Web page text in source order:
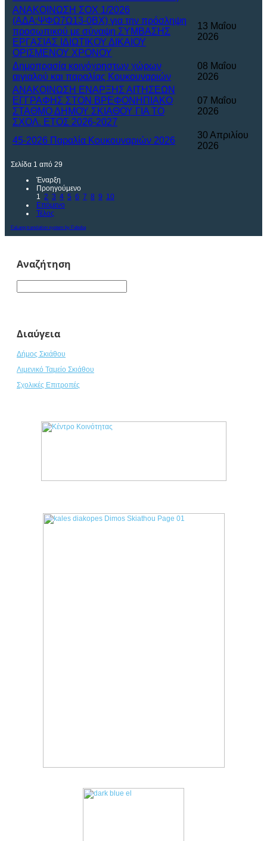
ΑΝΑΚΟΙΝΩΣΗ ΣΟΧ 1/2026
(ΑΔΑ:ΨΦΩ7Ω13-0ΒΧ) για την πρόσληψη
προσωπικού με σύναψη ΣΥΜΒΑΣΗΣ
ΕΡΓΑΣΙΑΣ ΙΔΙΩΤΙΚΟΥ ΔΙΚΑΙΟΥ
ΟΡΙΣΜΕΝΟΥ ΧΡΟΝΟΥ
13 Μαΐου
2026
Δημοπρασία κοινόχρηστων χώρων
αιγιαλού και παραλίας Κουκουναριών
08 Μαΐου
2026
ΑΝΑΚΟΙΝΩΣΗ ΕΝΑΡΞΗΣ ΑΙΤΗΣΕΩΝ
ΕΓΓΡΑΦΗΣ ΣΤΟΝ ΒΡΕΦΟΝΗΠΙΑΚΟ
ΣΤΑΘΜΟ ΔΗΜΟΥ ΣΚΙΑΘΟΥ ΓΙΑ ΤΟ
ΣΧΟΛ. ΕΤΟΣ 2026-2027
07 Μαΐου
2026
45-2026 Παραλία Κουκουναριών 2026
30 Απριλίου
2026
Σελίδα 1 από 29
Έναρξη
Προηγούμενο
1
2 3 4 5 6 7 8 9 10
Επόμενο
Τέλος
FaLang translation system by Faboba
Αναζήτηση
Διαύγεια
Δήμος Σκιάθου
Λιμενικό Ταμείο Σκιάθου
Σχολικές Επιτροπές